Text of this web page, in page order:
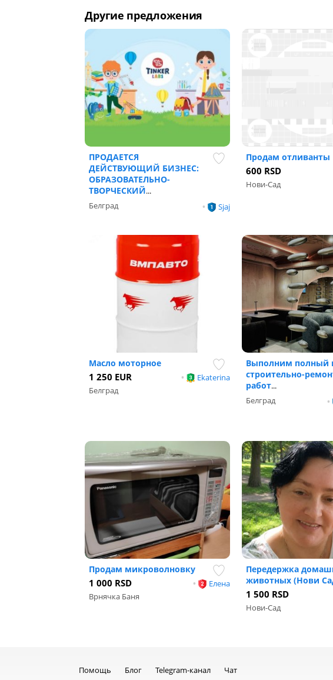
Другие предложения
ПРОДАЕТСЯ
ДЕЙСТВУЮЩИЙ БИЗНЕС:
ОБРАЗОВАТЕЛЬНО-
ТВОРЧЕСКИЙ...
•
Sjaj
Белград
Продам отливанты
600 RSD
Нови-Сад
Масло моторное
• Ekaterina
1 250 EUR
Белград
Выполним полный
строительно-
работ...
•
Белград
Продам микроволновку
• Елена
1 000 RSD
Врнячка Баня
Передержка
животных (Нови
1 500 RSD
Нови-Сад
Помощь Блог Telegram-канал Чат